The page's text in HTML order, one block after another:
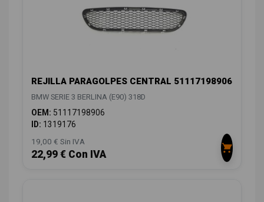
REJILLA PARAGOLPES CENTRAL 51117198906
BMW SERIE 3 BERLINA (E90) 318D
OEM: 51117198906
ID: 1319176
19,00 € Sin IVA
22,99 € Con IVA